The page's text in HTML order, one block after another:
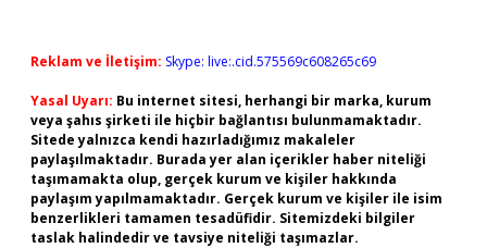
Reklam ve İletişim: Skype: live:.cid.575569c608265c69
Yasal Uyarı: Bu internet sitesi, herhangi bir marka, kurum
veya şahıs şirketi ile hiçbir bağlantısı bulunmamaktadır.
Sitede yalnızca kendi hazırladığımız makaleler
paylaşılmaktadır. Burada yer alan içerikler haber niteliği
taşımamakta olup, gerçek kurum ve kişiler hakkında
paylaşım yapılmamaktadır. Gerçek kurum ve kişiler ile isim
benzerlikleri tamamen tesadüfidir. Sitemizdeki bilgiler
taslak halindedir ve tavsiye niteliği taşımazlar.